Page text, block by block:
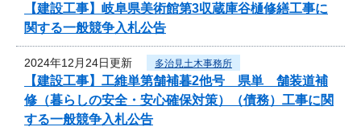
【建設工事】岐阜県美術館第3収蔵庫谷樋修繕工事に
関する一般競争入札公告
2024年12月24日更新 多治見土木事務所
【建設工事】工維単第舗補暮2他号 県単 舗装道補
修（暮らしの安全・安心確保対策）（債務）工事に関
する一般競争入札公告